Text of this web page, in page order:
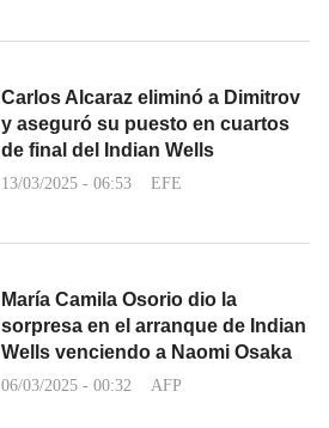
Carlos Alcaraz eliminó a Dimitrov
y aseguró su puesto en cuartos
de final del Indian Wells
13/03/2025 - 06:53 EFE
María Camila Osorio dio la
sorpresa en el arranque de Indian
Wells venciendo a Naomi Osaka
06/03/2025 - 00:32 AFP